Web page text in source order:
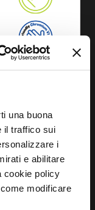
una buona
il traffico sui
i
e abilitare
cookie policy
modificare
ANSEHEN